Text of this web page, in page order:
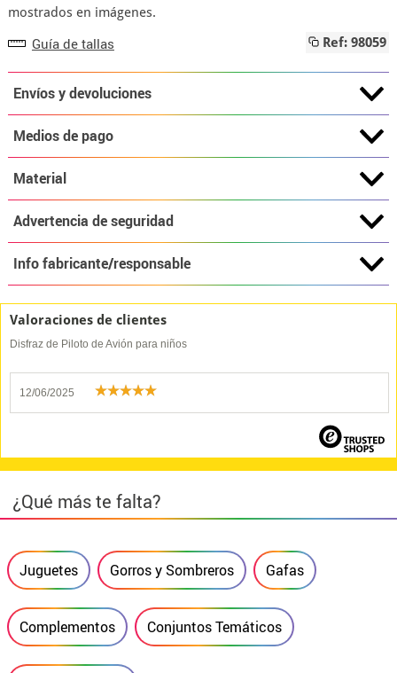
mostrados en imágenes.
Guía de tallas Ref: 98059
Envíos y devoluciones
Medios de pago
Material
Advertencia de seguridad
Info fabricante/responsable
Valoraciones de clientes
Disfraz de Piloto de Avión para niños
12/06/2025
¿Qué más te falta?
Juguetes Gorros y Sombreros Gafas
Complementos Conjuntos Temáticos